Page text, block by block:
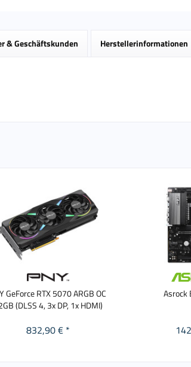
& Geschäftskunden Herstellerinformationen
GeForce RTX 5070 ARGB OC
(DLSS 4, 3x DP, 1x HDMI)
832,90 € *
Asrock